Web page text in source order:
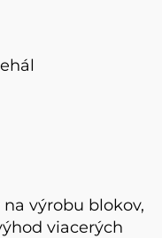
výrobu blokov,
viacerých